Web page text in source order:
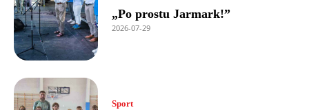
„Po prostu Jarmark!”
2026-07-29
Sport